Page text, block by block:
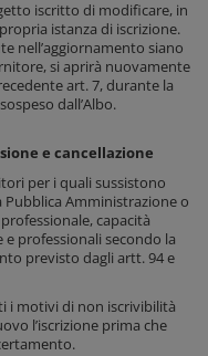
iscritto di modificare, in
istanza di iscrizione.
nell’aggiornamento siano
si aprirà nuovamente
art. 7, durante la
dall’Albo.
e cancellazione
per i quali sussistono
Pubblica Amministrazione o
capacità
professionali secondo la
previsto dagli artt. 94 e
i motivi di non iscrivibilità
l’iscrizione prima che